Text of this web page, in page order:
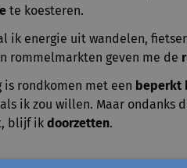
te koesteren.
ik energie uit wandelen,
rommelmarkten geven me de
rondkomen met een beperkt
ik zou willen. Maar ondanks
blijf ikdoorzetten.